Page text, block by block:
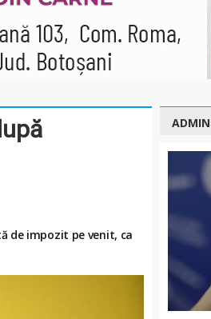
de impozit pe venit, ca